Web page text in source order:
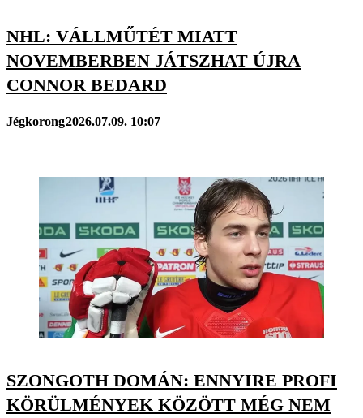
NHL: VÁLLMŰTÉT MIATT
NOVEMBERBEN JÁTSZHAT ÚJRA
CONNOR BEDARD
Jégkorong2026.07.09. 10:07
SZONGOTH DOMÁN: ENNYIRE PROFI
KÖRÜLMÉNYEK KÖZÖTT MÉG NEM